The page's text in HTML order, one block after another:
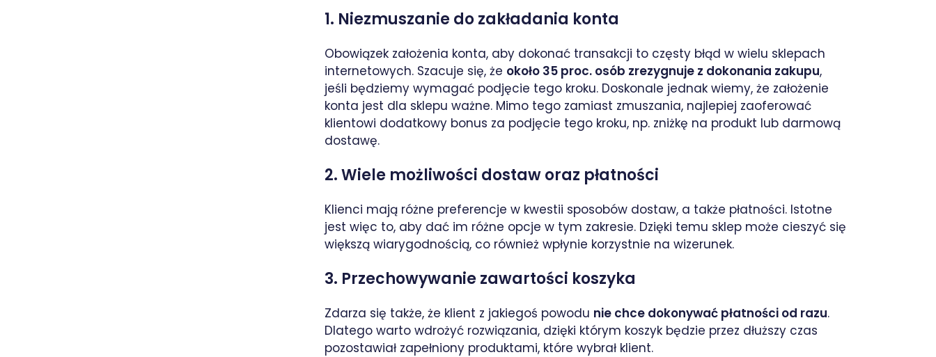
1. Niezmuszanie do zakładania konta
Obowiązek założenia konta, aby dokonać transakcji to częsty błąd w wielu sklepach
internetowych. Szacuje się, że około 35 proc. osób zrezygnuje z dokonania zakupu,
jeśli będziemy wymagać podjęcie tego kroku. Doskonale jednak wiemy, że założenie
konta jest dla sklepu ważne. Mimo tego zamiast zmuszania, najlepiej zaoferować
klientowi dodatkowy bonus za podjęcie tego kroku, np. zniżkę na produkt lub darmową
dostawę.
2. Wiele możliwości dostaw oraz płatności
Klienci mają różne preferencje w kwestii sposobów dostaw, a także płatności. Istotne
jest więc to, aby dać im różne opcje w tym zakresie. Dzięki temu sklep może cieszyć się
większą wiarygodnością, co również wpłynie korzystnie na wizerunek.
3. Przechowywanie zawartości koszyka
Zdarza się także, że klient z jakiegoś powodu nie chce dokonywać płatności od razu.
Dlatego warto wdrożyć rozwiązania, dzięki którym koszyk będzie przez dłuższy czas
pozostawiał zapełniony produktami, które wybrał klient.